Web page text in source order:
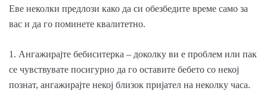
Еве неколки предлози како да си обезбедите време само за
вас и да го поминете квалитетно.
1. Ангажирајте бебиситерка – доколку ви е проблем или пак
се чувствувате посигурно да го оставите бебето со некој
познат, ангажирајте некој близок пријател на неколку часа.